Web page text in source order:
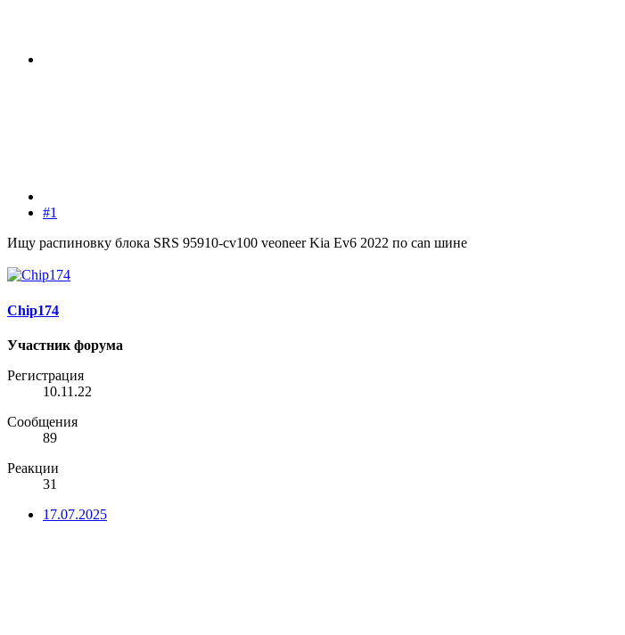
#1
Ищу распиновку блока SRS 95910-cv100 veoneer Kia Ev6 2022 по can шине
Chip174
Участник форума
Регистрация
10.11.22
Сообщения
89
Реакции
31
17.07.2025